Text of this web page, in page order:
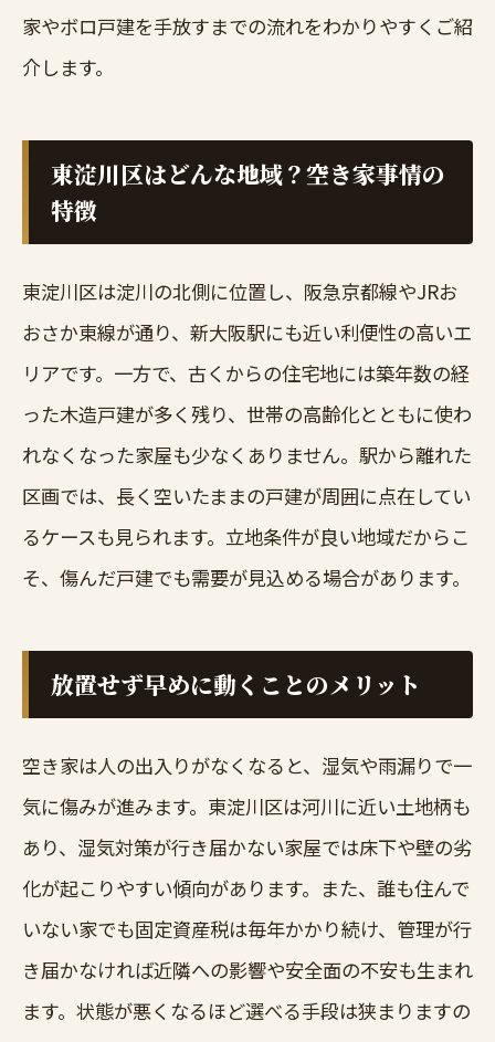
家やボロ戸建を手放すまでの流れをわかりやすくご紹
介します。
東淀川区はどんな地域？空き家事情の
特徴
東淀川区は淀川の北側に位置し、阪急京都線やJRお
おさか東線が通り、新大阪駅にも近い利便性の高いエ
リアです。一方で、古くからの住宅地には築年数の経
った木造戸建が多く残り、世帯の高齢化とともに使わ
れなくなった家屋も少なくありません。駅から離れた
区画では、長く空いたままの戸建が周囲に点在してい
るケースも見られます。立地条件が良い地域だからこ
そ、傷んだ戸建でも需要が見込める場合があります。
放置せず早めに動くことのメリット
空き家は人の出入りがなくなると、湿気や雨漏りで一
気に傷みが進みます。東淀川区は河川に近い土地柄も
あり、湿気対策が行き届かない家屋では床下や壁の劣
化が起こりやすい傾向があります。また、誰も住んで
いない家でも固定資産税は毎年かかり続け、管理が行
き届かなければ近隣への影響や安全面の不安も生まれ
ます。状態が悪くなるほど選べる手段は狭まりますの